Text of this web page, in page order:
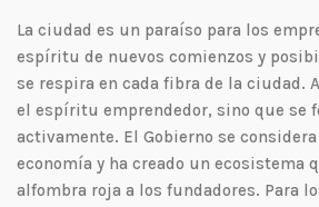
La ciudad es un paraíso para los
espíritu de nuevos comienzos y
se respira en cada fibra de la ciudad.
el espíritu emprendedor, sino que se
activamente. El Gobierno se
economía y ha creado un ecosistema
alfombra roja a los fundadores. Para